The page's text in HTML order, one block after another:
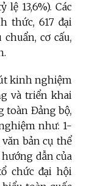
lệ 13,6%). Các
thức, 617 đại
cơ cấu,
kinh nghiệm
và triển khai
toàn Đảng bộ,
như: 1-
bản cụ thể
dẫn của
chức đại hội